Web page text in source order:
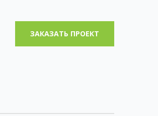
ЗАКАЗАТЬ ПРОЕКТ